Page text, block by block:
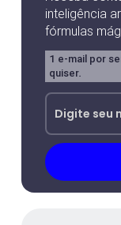
inteligência
fórmulas
1 e-mail por
quiser.